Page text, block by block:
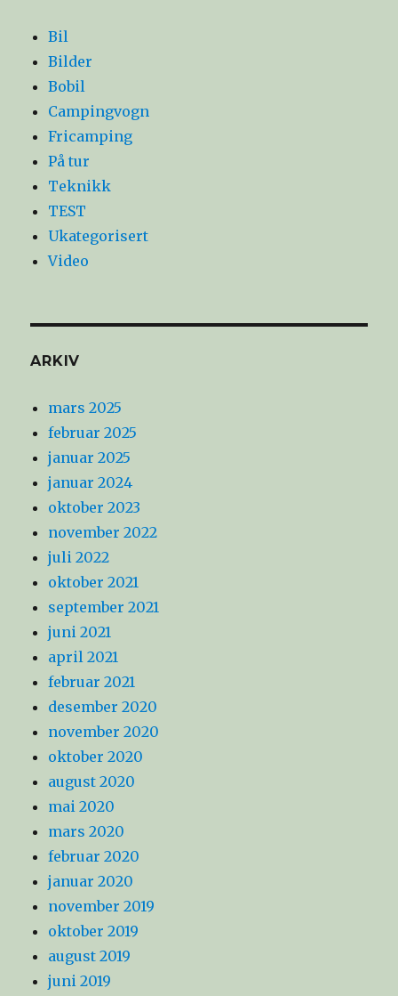
Bil
Bilder
Bobil
Campingvogn
Fricamping
På tur
Teknikk
TEST
Ukategorisert
Video
ARKIV
mars 2025
februar 2025
januar 2025
januar 2024
oktober 2023
november 2022
juli 2022
oktober 2021
september 2021
juni 2021
april 2021
februar 2021
desember 2020
november 2020
oktober 2020
august 2020
mai 2020
mars 2020
februar 2020
januar 2020
november 2019
oktober 2019
august 2019
juni 2019